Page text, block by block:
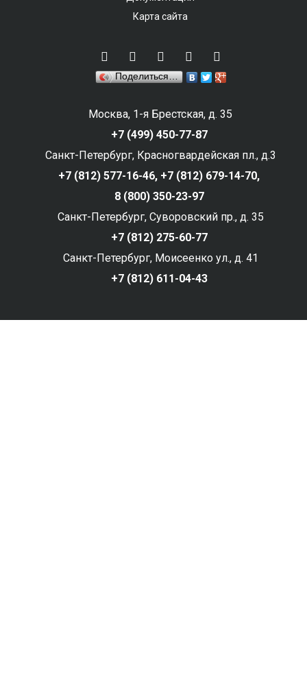
Карта сайта
Поделиться…
Москва, 1-я Брестская, д. 35
+7 (499) 450-77-87
Санкт-Петербург, Красногвардейская пл., д.3
+7 (812) 577-16-46, +7 (812) 679-14-70,
8 (800) 350-23-97
Санкт-Петербург, Суворовский пр., д. 35
+7 (812) 275-60-77
Санкт-Петербург, Моисеенко ул., д. 41
+7 (812) 611-04-43